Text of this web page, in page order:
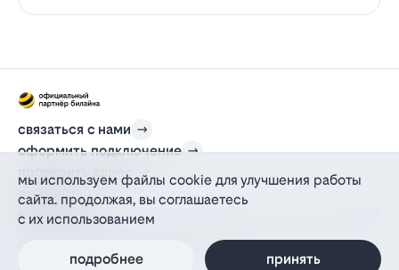
связаться с нами
оформить подключение
проверить адрес
для дома
информация
действующий на основании агентского договора
политика персональных данных
мы используем файлы cookie для улучшения работы
сайта. продолжая, вы соглашаетесь
с их использованием
подробнее принять